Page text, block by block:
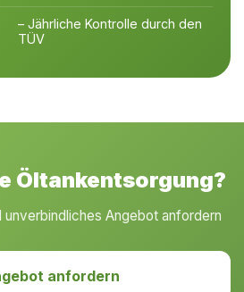
– Jährliche Kontrolle durch den
TÜV
Öltankentsorgung?
Angebot anfordern
anfordern